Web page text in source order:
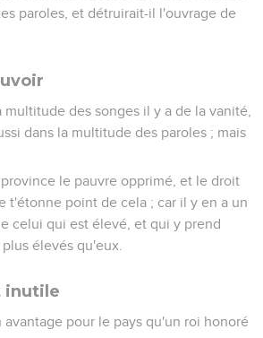
paroles, et détruirait-il l'ouvrage de
multitude des songes il y a de la vanité,
dans la multitude des paroles ; mais
le pauvre opprimé, et le droit
t'étonne point de cela ; car il y en a un
celui qui est élevé, et qui y prend
élevés qu'eux.
inutile
avantage pour le pays qu'un roi honoré